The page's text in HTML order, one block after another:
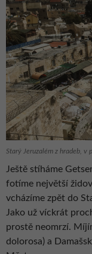
Starý Jeruzalém z hradeb, v
Ještě stíháme
fotíme největší
vcházíme zpět do
Jako už víckrát
prostě neomrzí.
dolorosa) a